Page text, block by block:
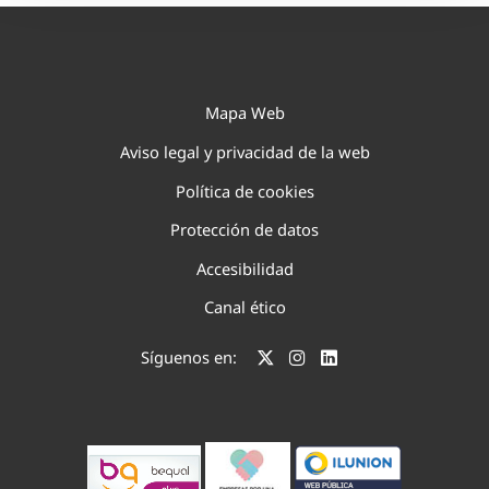
Mapa Web
Aviso legal y privacidad de la web
Política de cookies
Protección de datos
Accesibilidad
Canal ético
Síguenos en: